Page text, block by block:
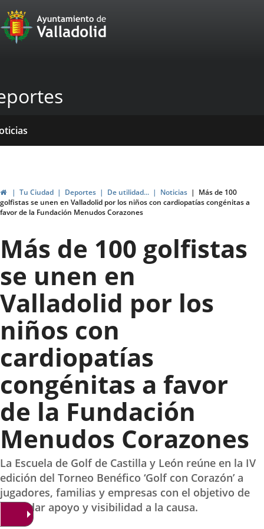
Portal
Web
de
Valladolid
HomeTu Ciudad Deportes De utilidad... Noticias
Más de 100
golfistas se unen en Valladolid por los niños con cardiopatías congénitas a
favor de la Fundación Menudos Corazones
Más de 100 golfistas
se unen en
Valladolid por los
niños con
cardiopatías
congénitas a favor
de la Fundación
Menudos Corazones
La Escuela de Golf de Castilla y León reúne en la IV
edición del Torneo Benéfico ‘Golf con Corazón’ a
jugadores, familias y empresas con el objetivo de
recaudar apoyo y visibilidad a la causa.